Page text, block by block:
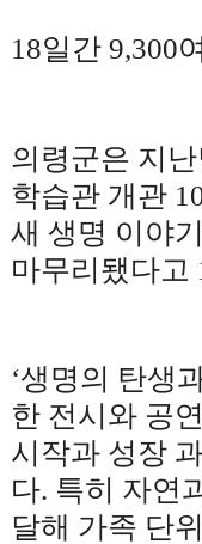
18일간 9,300
의령군은 지
학습관 개관
새 생명 이야기
마무리됐다고
‘생명의 탄생
한 전시와 공연
시작과 성장
다. 특히 자연
달해 가족 단